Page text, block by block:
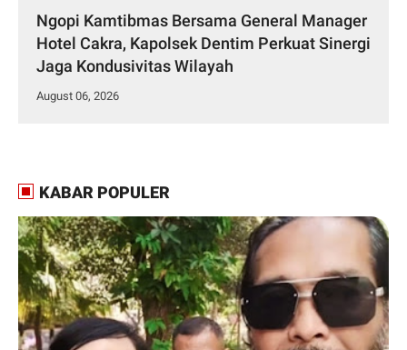
Ngopi Kamtibmas Bersama General Manager
Hotel Cakra, Kapolsek Dentim Perkuat Sinergi
Jaga Kondusivitas Wilayah
August 06, 2026
KABAR POPULER